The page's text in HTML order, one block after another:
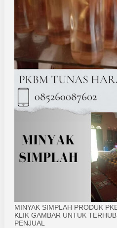
MINYAK SIMPLAH PRODUK
KLIK GAMBAR UNTUK
PENJUAL